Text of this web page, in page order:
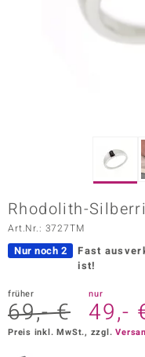
Vogue
Paraíso
Rhodolith-
Art.Nr.: 3727TM
Nur noch 2 Fast
ist!
früher
69,- €
nur
49,-
Preis inkl. MwSt., zzgl.